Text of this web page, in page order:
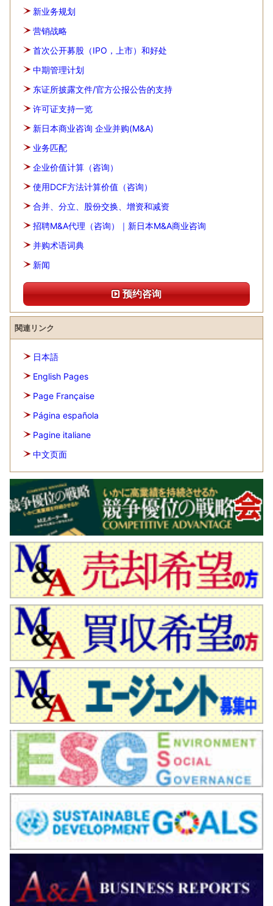
新业务规划
营销战略
首次公开募股（IPO，上市）和好处
中期管理计划
东证所披露文件/官方公报公告的支持
许可证支持一览
新日本商业咨询 企业并购(M&A)
业务匹配
企业价值计算（咨询）
使用DCF方法计算价值（咨询）
合并、分立、股份交换、增资和减资
招聘M&A代理（咨询）｜新日本M&A商业咨询
并购术语词典
新闻
预约咨询
関連リンク
日本語
English Pages
Page Française
Página española
Pagine italiane
中文页面